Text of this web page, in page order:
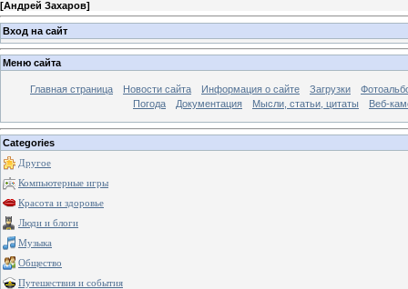
[Андрей Захаров]
Вход на сайт
Меню сайта
Главная страница Новости сайта Информация о сайте Загрузки
Погода
Документация Мысли, статьи, цитаты Веб-
Categories
Другое
Компьютерные игры
Красота и здоровье
Люди и блоги
Музыка
Общество
Путешествия и события